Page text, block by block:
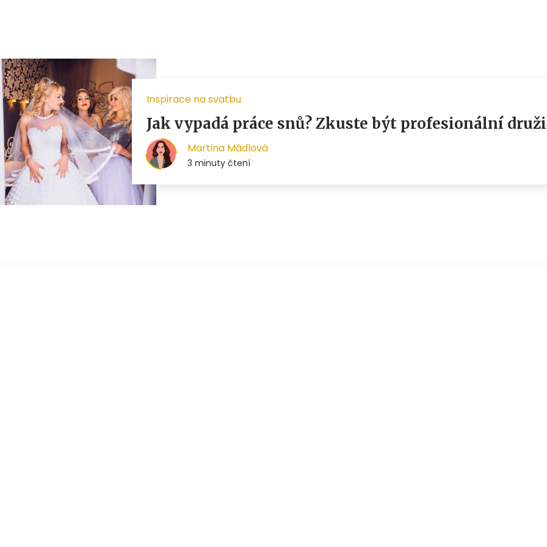
Inspirace na svatbu
Jak vypadá práce snů? Zkuste být profesionální
Martina Mádlová
3 minuty čtení